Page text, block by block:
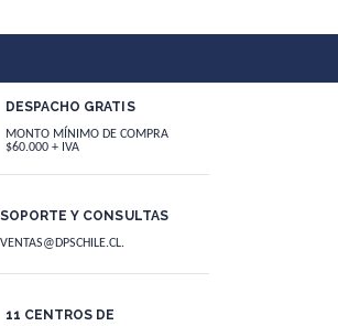
DESPACHO GRATIS
MONTO MÍNIMO DE COMPRA
$60.000 + IVA
SOPORTE Y CONSULTAS
VENTAS@DPSCHILE.CL.
11 CENTROS DE